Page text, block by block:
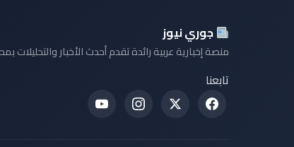
جوري نيوز
منصة إخبارية عربية رائدة تقدم أحدث الأخبار والتحليلات
تابعنا